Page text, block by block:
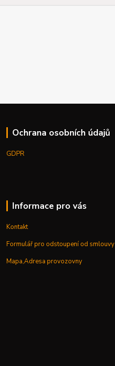
Ochrana osobních údajů
GDPR
Informace pro vás
Kontakt
Formulář pro odstoupení od smlouvy
Mapa,Adresa provozovny